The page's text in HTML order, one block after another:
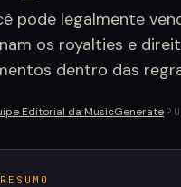
pode legalmente
os royalties e
dentro das
Editorial da MusicGenerate·